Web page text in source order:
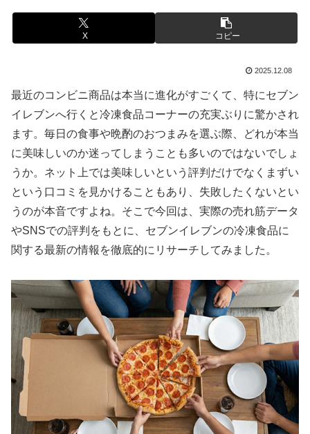
X コピー
2025.12.08
最近のコンビニ商品は本当に進化がすごくて、特にセブン
イレブンへ行くと冷凍食品コーナーの充実ぶりに驚かされ
ます。毎日の食事や晩酌のおつまみを選ぶ際、どれが本当
に美味しいのか迷ってしまうことも多いのではないでしょ
うか。ネット上では美味しいという評判だけでなくまずい
という口コミを見かけることもあり、失敗したくないとい
うのが本音ですよね。そこで今回は、実際の売れ筋データ
やSNSでの評判をもとに、セブンイレブンの冷凍食品に
関する最新の情報を徹底的にリサーチしてみました。